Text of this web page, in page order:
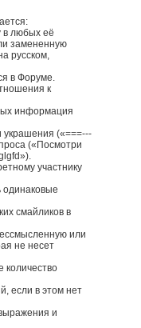
в любых её
замененную
русском,
в Форуме.
к
информация
(«===---
(«Посмотри
участнику
одинаковые
смайликов в
или
не несет
количество
если в этом нет
и